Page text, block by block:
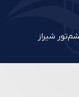
تور شیراز